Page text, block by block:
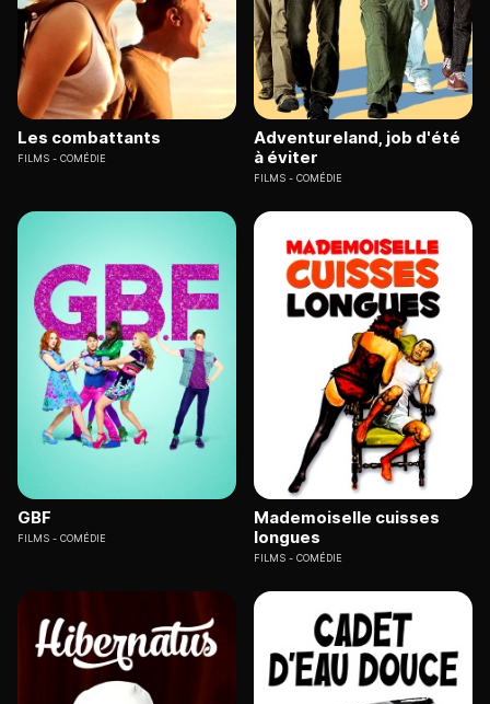
Les combattants
FILMS COMÉDIE
Adventureland, job d'été
à éviter
FILMS COMÉDIE
GBF
FILMS COMÉDIE
Mademoiselle cuisses
longues
FILMS COMÉDIE